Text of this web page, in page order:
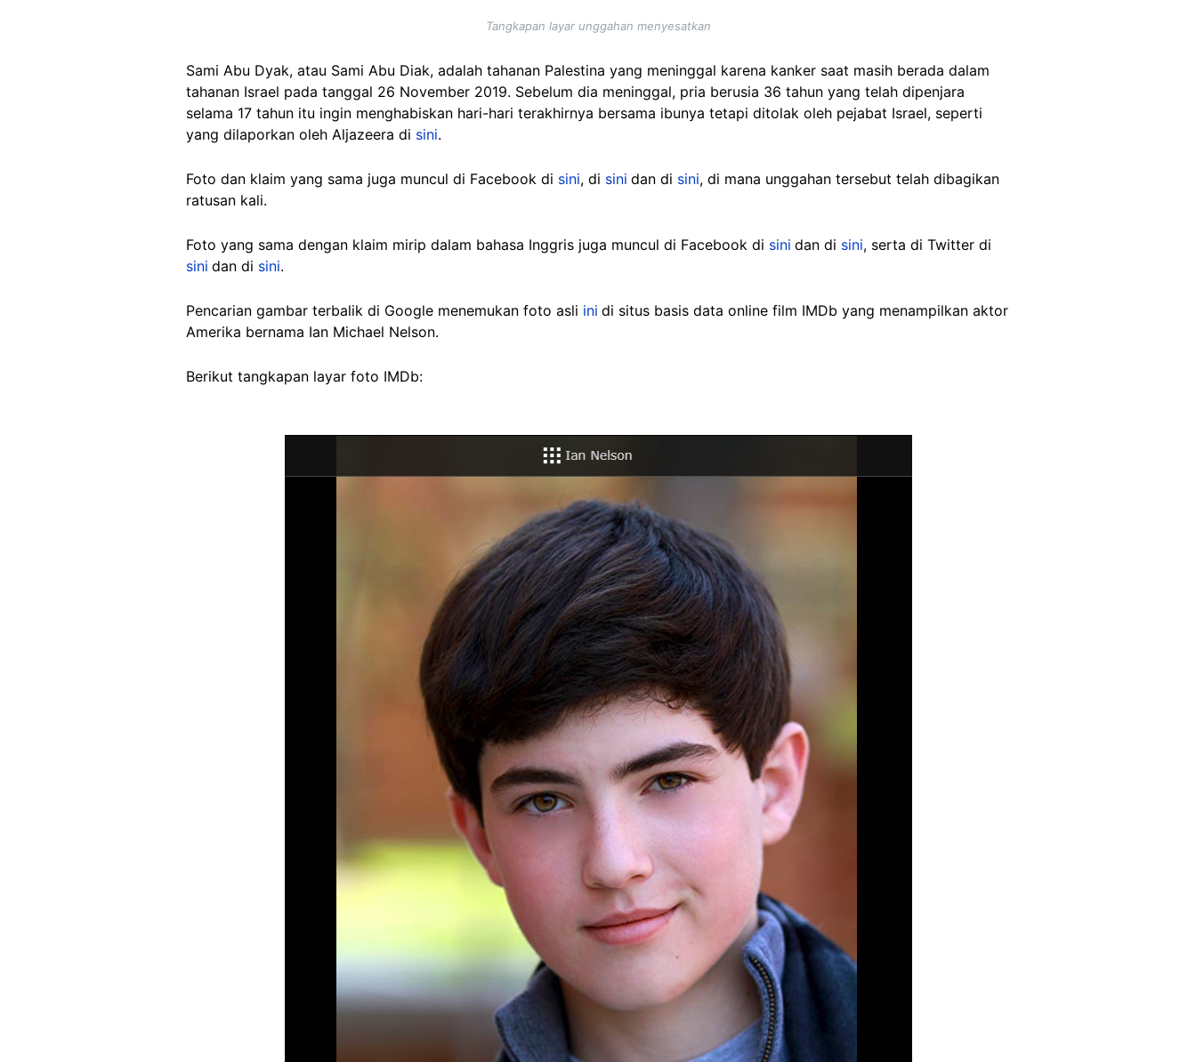
Tangkapan layar unggahan menyesatkan
Sami Abu Dyak, atau Sami Abu Diak, adalah tahanan Palestina yang meninggal karena kanker saat masih berada dalam
tahanan Israel pada tanggal 26 November 2019. Sebelum dia meninggal, pria berusia 36 tahun yang telah dipenjara
selama 17 tahun itu ingin menghabiskan hari-hari terakhirnya bersama ibunya tetapi ditolak oleh pejabat Israel, seperti
yang dilaporkan oleh Aljazeera di sini.
Foto dan klaim yang sama juga muncul di Facebook di sini, di sini dan di sini, di mana unggahan tersebut telah dibagikan
ratusan kali.
Foto yang sama dengan klaim mirip dalam bahasa Inggris juga muncul di Facebook di sini dan di sini, serta di Twitter di
sini dan di sini.
Pencarian gambar terbalik di Google menemukan foto asli ini di situs basis data online film IMDb yang menampilkan aktor
Amerika bernama Ian Michael Nelson.
Berikut tangkapan layar foto IMDb: